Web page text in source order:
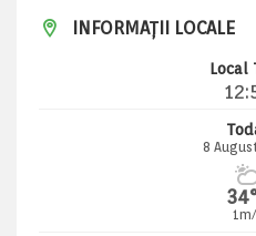
INFORMAȚII LOCALE
Local
8